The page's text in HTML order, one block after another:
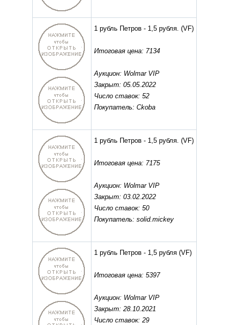
1 рубль Петров - 1,5 рубля. (VF)
Итоговая цена: 7134
Аукцион: Wolmar VIP
Закрыт: 05.05.2022
Число ставок: 52
Покупатель: Ckoba
1 рубль Петров - 1,5 рубля. (VF)
Итоговая цена: 7175
Аукцион: Wolmar VIP
Закрыт: 03.02.2022
Число ставок: 50
Покупатель: solid.mickey
1 рубль Петров - 1,5 рубля (VF)
Итоговая цена: 5397
Аукцион: Wolmar VIP
Закрыт: 28.10.2021
Число ставок: 29